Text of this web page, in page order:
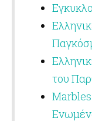
του